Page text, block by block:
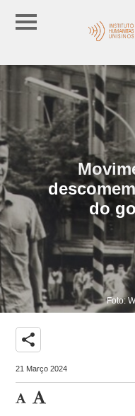
do
Foto:
share
21 Março 2024